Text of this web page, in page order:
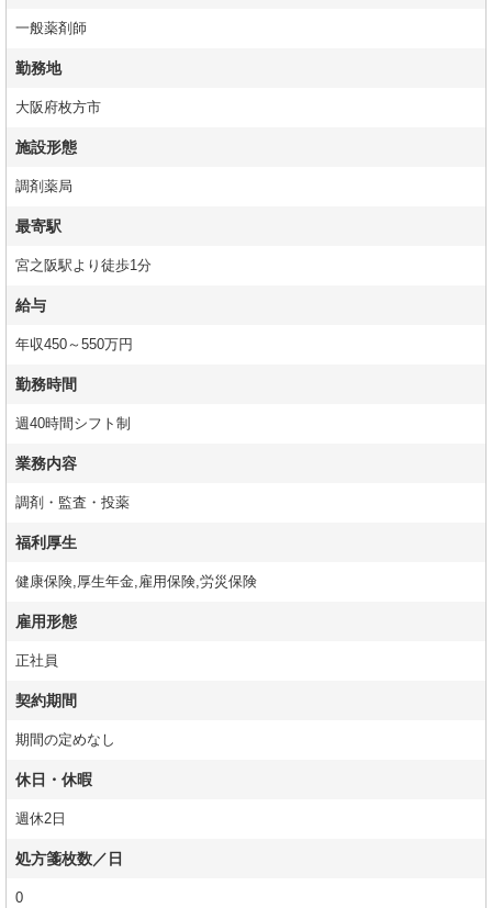
一般薬剤師
勤務地
大阪府枚方市
施設形態
調剤薬局
最寄駅
宮之阪駅より徒歩1分
給与
年収450～550万円
勤務時間
週40時間シフト制
業務内容
調剤・監査・投薬
福利厚生
健康保険,厚生年金,雇用保険,労災保険
雇用形態
正社員
契約期間
期間の定めなし
休日・休暇
週休2日
処方箋枚数／日
0